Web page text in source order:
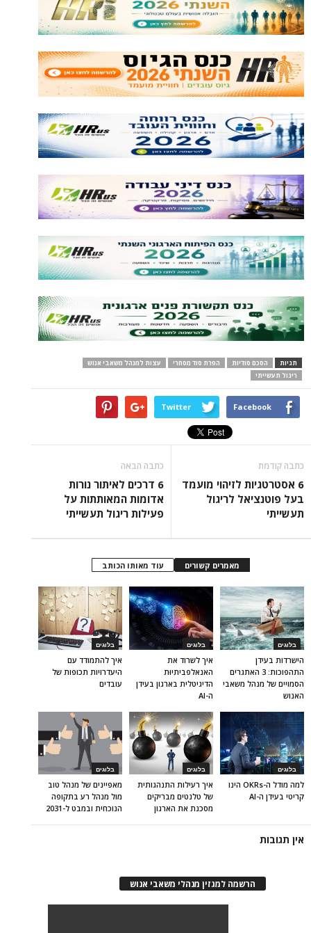
תגיות הסכם סודיות הפרת סוד מסחרי
עצות למנהל משאבי אנוש
ריגול תעשייתי
Facebook
Twitter
כתבה קודמת
6 אסטרטגיות לזיהוי מועמד
בעל פוטנציאל לריגול
תעשייתי
כתבה הבאה
6 דרכים לאיתור נורות
אדומות המאותתות על
פעילות ריגול תעשייתי
מאמרים קשורים עוד מאותו הכותב
בלוגים
איך להתמודד עם
היעדרויות תכופות של
עובדים
בלוגים
איך לשרוד את
האנאלפביתיוּת
הדיגיטלית בארגון בעידן
ה-AI
בלוגים
הישרדות בעידן
התהפוכות: 3 האתגרים
הסמויים של מנהל משאבי
האנוש
בלוגים
מאפיינים של מנהל טוב
מול מנהל רע בתקופה
הנוכחית ובמבט ל-2031
בלוגים
איך רעילות התנהגותית
של טלנטים מבריקים
מסכנת את הארגון
בלוגים
למה מודל ה-OKRs הינו
קריטי בעידן ה-AI
אין תגובות
הרשמה למגזין מנהלי משאבי אנוש